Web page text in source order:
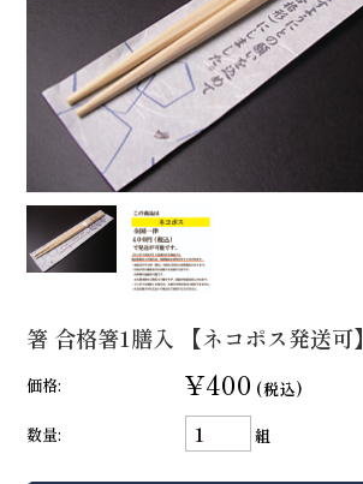
箸 合格箸1膳入 【ネコポス発送可】
価格: ¥400 (税込)
数量:
組